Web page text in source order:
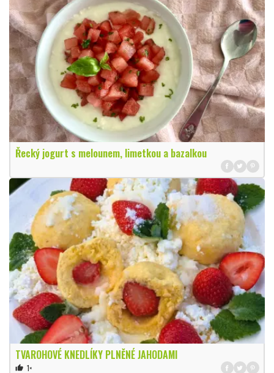
Řecký jogurt s melounem, limetkou a bazalkou
TVAROHOVÉ KNEDLÍKY PLNĚNÉ JAHODAMI
thumb_up 1×